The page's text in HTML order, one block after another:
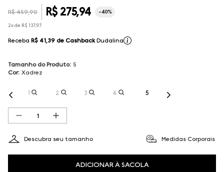
R$ 459,90 R$ 275,94 -40%
2x de R$ 137,97
Receba R$ 41,39 de Cashback Dudalina
Tamanho do Produto: 5
Cor: Xadrez
1 2 3 4 5
Descubra seu tamanho Medidas Corporais
ADICIONAR À SACOLA